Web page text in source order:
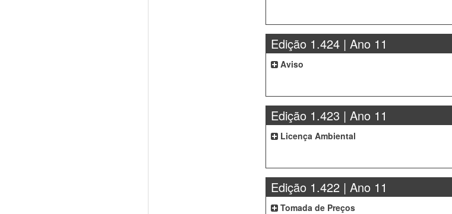
Edição 1.424 | Ano 11
Aviso
Edição 1.423 | Ano 11
Licença Ambiental
Edição 1.422 | Ano 11
Tomada de Preços